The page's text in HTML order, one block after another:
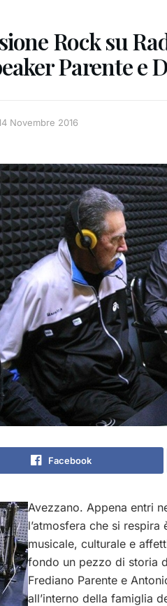
Rock su
Parente e
Novembre 2016
Facebook
Avezzano. Appena entri
l’atmosfera che si
musicale, culturale e
fondo un pezzo di storia
Frediano Parente e
all’interno della famiglia